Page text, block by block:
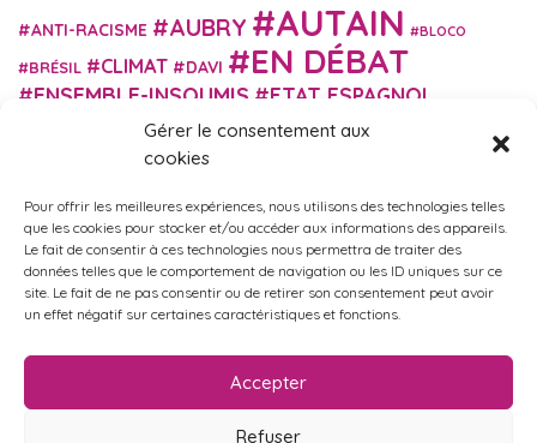
Gérer le consentement aux
cookies
Pour offrir les meilleures expériences, nous utilisons des technologies telles
que les cookies pour stocker et/ou accéder aux informations des appareils.
Le fait de consentir à ces technologies nous permettra de traiter des
données telles que le comportement de navigation ou les ID uniques sur ce
site. Le fait de ne pas consentir ou de retirer son consentement peut avoir
un effet négatif sur certaines caractéristiques et fonctions.
Accepter
Refuser
ANTI-RACISME AUBRY AUTAIN BLOCO
BRÉSIL CLIMAT DAVI EN DÉBAT
ENSEMBLE-INSOUMIS ETAT ESPAGNOL
EUROPE EXTRÊME DROITE FASCISME
FRANCE INSOUMISE
HISTOIRE IMMIGRATION ISRAËL PALESTINE ITALIE
MACRON MARTIN MARXISME MIGRANT-ES
MUNICIPALES MÉLENCHON NUPES OBONO
OCCITANIE PORTUGAL RETRAITES RUSSIE
VIOLENCES SEXISTES ÉCOLOGIE
ÉCOSOCIALISME ÉLECTIONS